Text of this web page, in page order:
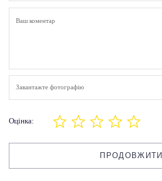
Завантажте фотографію
Оцінка:
ПРОДОВЖИТИ